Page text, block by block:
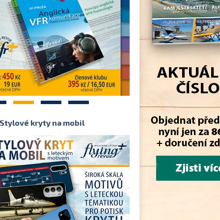
2 3 4
Stylové kryty na mobil